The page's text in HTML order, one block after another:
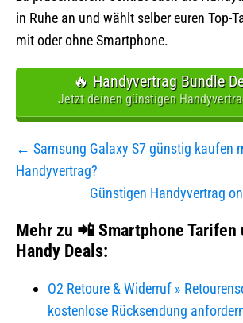
in Ruhe an und wählt selber euren Top-
mit oder ohne Smartphone.
🔥 Handyvertrag Bundle
Jetzt deinen günstigen
Beitragsnavigation
← Samsung Galaxy S7 günstig kaufen
Handyvertrag?
Günstigen Handyvertrag
Mehr zu 📲 Smartphone Tarifen
Handy Deals:
O2 Retoure & Widerruf »
kostenlose Rücksendung